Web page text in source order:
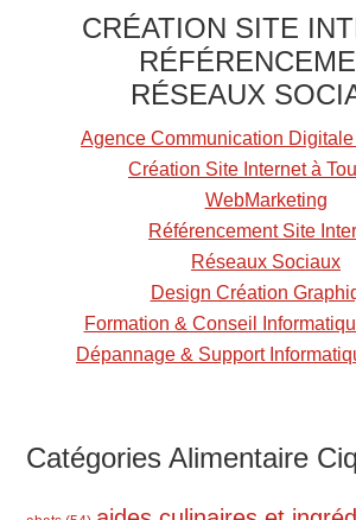
CRÉATION SITE
RÉSEAUX
Agence Communication
Création Site Internet à
WebMarketing
Référencement Site
Réseaux Sociaux
Design Création
Formation & Conseil
Dépannage & Support
Catégories Alimentaire